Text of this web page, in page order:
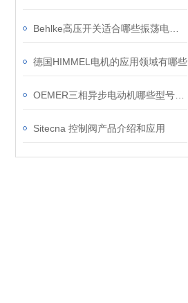
德国HIMMEL电机的应用领域有哪些
Sitecna 控制阀产品介绍和应用